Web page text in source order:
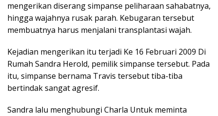
mengerikan diserang simpanse peliharaan sahabatnya,
hingga wajahnya rusak parah. Kebugaran tersebut
membuatnya harus menjalani transplantasi wajah.
Kejadian mengerikan itu terjadi Ke 16 Februari 2009 Di
Rumah Sandra Herold, pemilik simpanse tersebut. Pada
itu, simpanse bernama Travis tersebut tiba-tiba
bertindak sangat agresif.
Sandra lalu menghubungi Charla Untuk meminta